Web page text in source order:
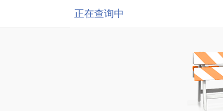
正在查询中